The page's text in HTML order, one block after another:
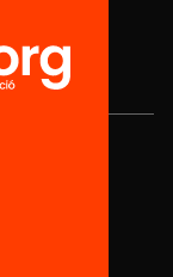
Social